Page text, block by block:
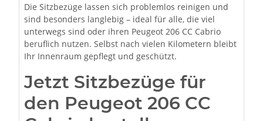
Die Sitzbezüge lassen sich problemlos reinigen und
sind besonders langlebig – ideal für alle, die viel
unterwegs sind oder ihren Peugeot 206 CC Cabrio
beruflich nutzen. Selbst nach vielen Kilometern bleibt
Ihr Innenraum gepflegt und geschützt.
Jetzt Sitzbezüge für
den Peugeot 206 CC